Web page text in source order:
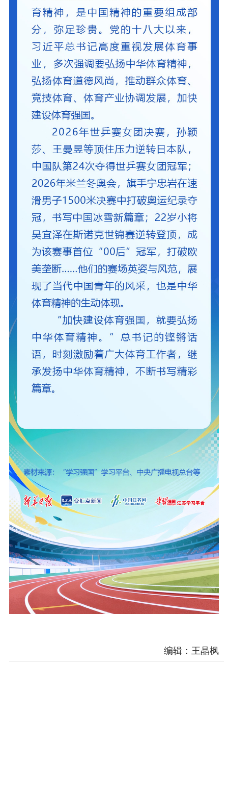
编辑：王晶枫